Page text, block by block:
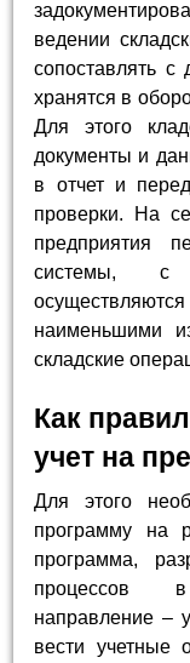
ведении
сопоставлять с
хранятся в
Для этого
документы и
в отчет и
проверки. На
предприятия
системы, с
наименьшими
складские
Как
учет на
Для этого
программу на
программа,
процессов
направление –
вести учетные